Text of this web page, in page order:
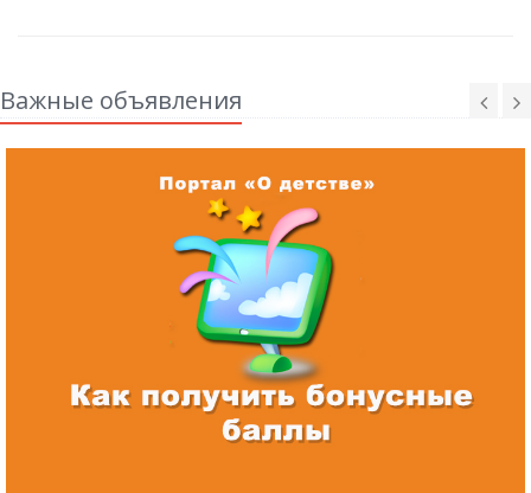
Важные объявления